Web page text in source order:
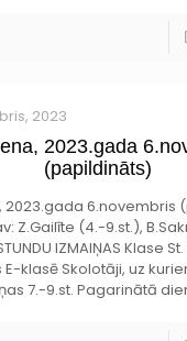
2023
2023.gada
(papildināts)
2023.gada 6.novembris
Z.Gailīte (4.-9.st.),
IZMAIŅAS Klase
E-klasē Skolotāji, uz
7.-9.st. Pagarinātā